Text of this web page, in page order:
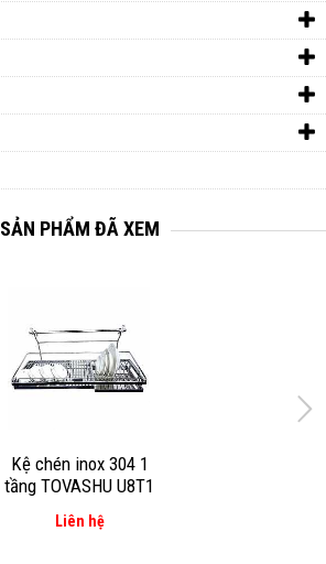
SẢN PHẨM ĐÃ XEM
Kệ chén inox 304 1
tầng TOVASHU U8T1
Liên hệ